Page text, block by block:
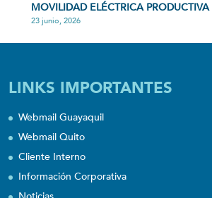
MOVILIDAD ELÉCTRICA
23 junio, 2026
LINKS IMPORTANTES
Webmail Guayaquil
Webmail Quito
Cliente Interno
Información Corporativa